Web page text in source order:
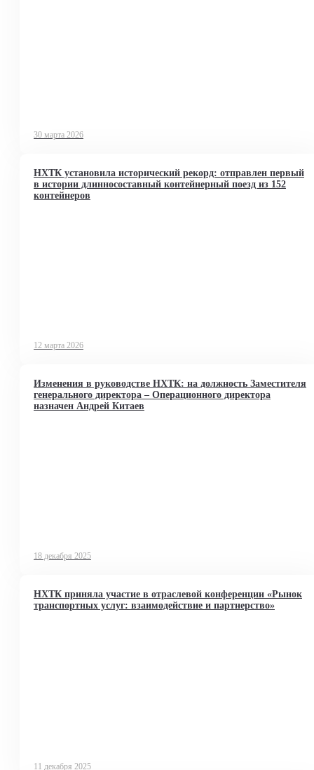
30 марта 2026
НХТК установила исторический рекорд: отправлен первый
в истории длинносоставный контейнерный поезд из 152
контейнеров
12 марта 2026
Изменения в руководстве НХТК: на должность Заместителя
генерального директора – Операционного директора
назначен Андрей Китаев
18 декабря 2025
НХТК приняла участие в отраслевой конференции «Рынок
транспортных услуг: взаимодействие и партнерство»
11 декабря 2025